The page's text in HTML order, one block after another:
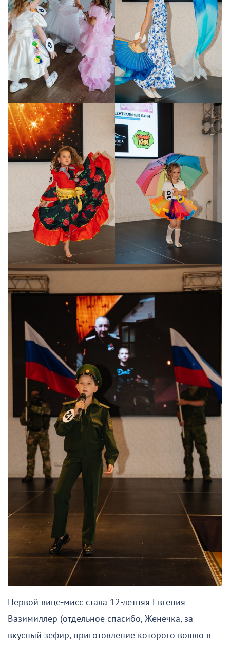
Первой вице-мисс стала 12-летняя Евгения
Вазимиллер (отдельное спасибо, Женечка, за
вкусный зефир, приготовление которого вошло в